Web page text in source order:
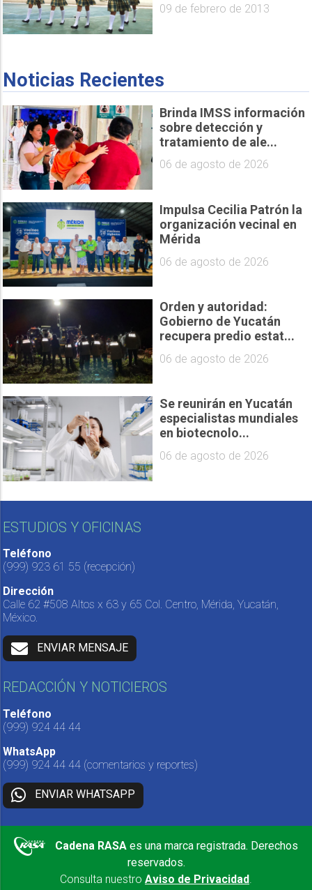
09 de febrero de 2013
Noticias Recientes
Brinda IMSS información
sobre detección y
tratamiento de ale...
06 de agosto de 2026
Impulsa Cecilia Patrón la
organización vecinal en
Mérida
06 de agosto de 2026
Orden y autoridad:
Gobierno de Yucatán
recupera predio estat...
06 de agosto de 2026
Se reunirán en Yucatán
especialistas mundiales
en biotecnolo...
06 de agosto de 2026
ESTUDIOS Y OFICINAS
Teléfono
(999) 923 61 55 (recepción)
Dirección
Calle 62 #508 Altos x 63 y 65 Col. Centro, Mérida, Yucatán,
México.
ENVIAR MENSAJE
REDACCIÓN Y NOTICIEROS
Teléfono
(999) 924 44 44
WhatsApp
(999) 924 44 44 (comentarios y reportes)
ENVIAR WHATSAPP
Cadena RASA es una marca registrada. Derechos
reservados.
Consulta nuestro Aviso de Privacidad